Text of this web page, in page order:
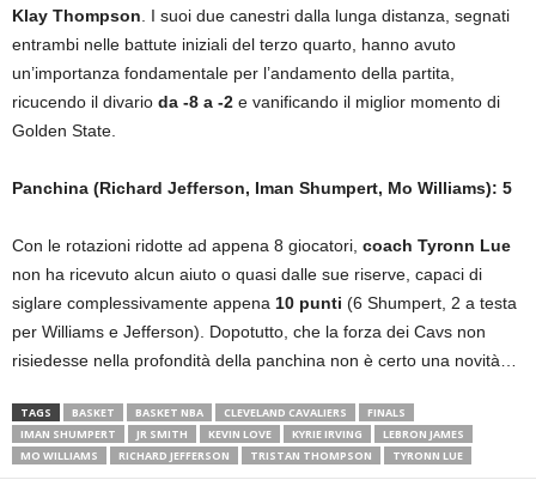
Klay Thompson. I suoi due canestri dalla lunga distanza, segnati
entrambi nelle battute iniziali del terzo quarto, hanno avuto
un’importanza fondamentale per l’andamento della partita,
ricucendo il divario da -8 a -2 e vanificando il miglior momento di
Golden State.
Panchina (Richard Jefferson, Iman Shumpert, Mo Williams): 5
Con le rotazioni ridotte ad appena 8 giocatori, coach Tyronn Lue
non ha ricevuto alcun aiuto o quasi dalle sue riserve, capaci di
siglare complessivamente appena 10 punti (6 Shumpert, 2 a testa
per Williams e Jefferson). Dopotutto, che la forza dei Cavs non
risiedesse nella profondità della panchina non è certo una novità…
TAGS BASKET BASKET NBA CLEVELAND CAVALIERS
FINALS
IMAN SHUMPERT
JR SMITH KEVIN LOVE KYRIE IRVING
LEBRON JAMES
MO WILLIAMS
RICHARD JEFFERSON TRISTAN THOMPSON TYRONN LUE